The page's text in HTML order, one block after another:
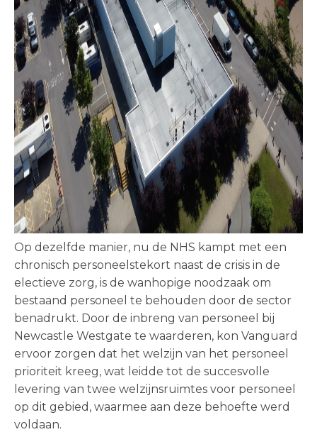
Op dezelfde manier, nu de NHS kampt met een
chronisch personeelstekort naast de crisis in de
electieve zorg, is de wanhopige noodzaak om
bestaand personeel te behouden door de sector
benadrukt. Door de inbreng van personeel bij
Newcastle Westgate te waarderen, kon Vanguard
ervoor zorgen dat het welzijn van het personeel
prioriteit kreeg, wat leidde tot de succesvolle
levering van twee welzijnsruimtes voor personeel
op dit gebied, waarmee aan deze behoefte werd
voldaan.